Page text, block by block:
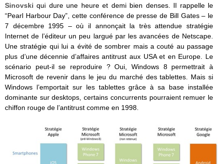
Sinovski qui dure une heure et demi bien denses. Il rappelle le
“Pearl Harbour Day”, cette conférence de presse de Bill Gates – le
7 décembre 1995 – où il annonçait la très attendue stratégie
Internet de l’éditeur un peu largué par les avancées de Netscape.
Une stratégie qui lui a évité de sombrer mais a couté au passage
plus d’une décennie d’affaires antitrust aux USA et en Europe. Le
scénario peut-il se reproduire ? Oui, Windows 8 permettrait à
Microsoft de revenir dans le jeu du marché des tablettes. Mais si
Windows l’emportait sur les tablettes grâce à sa base installée
dominante sur desktops, certains concurrents pourraient remuer le
chiffon rouge de l’antitrust comme en 1998.